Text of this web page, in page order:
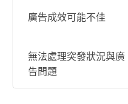
廣告成效可能不佳
無法處理突發狀況與廣
告問題